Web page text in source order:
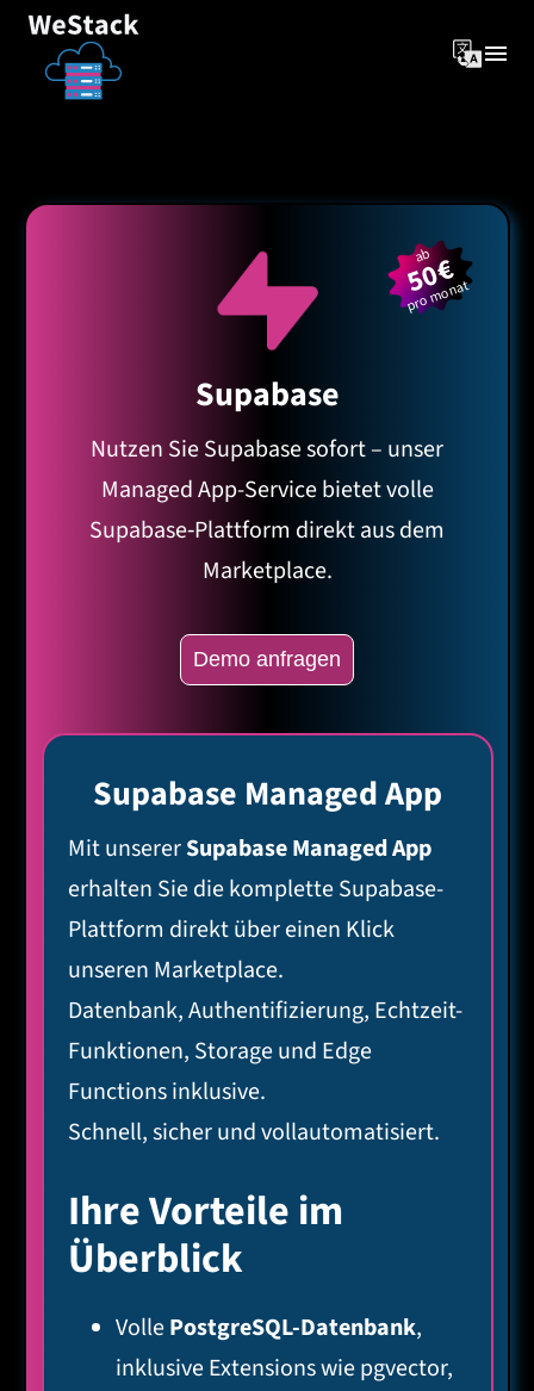
Supabase
Nutzen Sie Supabase sofort – unser
Managed App-Service bietet volle
Supabase‑Plattform direkt aus dem
Marketplace.
ab
50€
pro monat
Demo anfragen
Supabase Managed App
Mit unsererSupabase Managed App
erhalten Sie die komplette Supabase-
Plattform direkt über einen Klick
unseren Marketplace.
Datenbank, Authentifizierung, Echtzeit-
Funktionen, Storage und Edge
Functions inklusive.
Schnell, sicher und vollautomatisiert.
Ihre Vorteile im
Überblick
VollePostgreSQL-Datenbank,
inklusive Extensions wie pgvector,